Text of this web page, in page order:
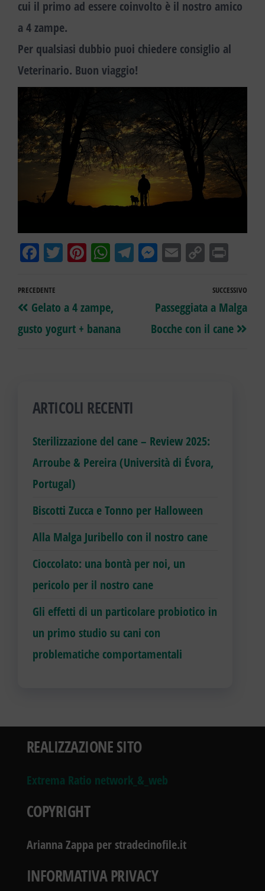
cui il primo ad essere coinvolto è il nostro amico
a 4 zampe.
Per qualsiasi dubbio puoi chiedere consiglio al
Veterinario. Buon viaggio!
Fa
bo
ok
T
er
Pi
es
t
W
A
pp
Te M
ng
er
E Co
Li
nk
t
PRECEDENTE
Gelato a 4 zampe,
gusto yogurt + banana
SUCCESSIVO
Passeggiata a Malga
Bocche con il cane
ARTICOLI RECENTI
Sterilizzazione del cane – Review 2025:
Arroube & Pereira (Università di Évora,
Portugal)
Biscotti Zucca e Tonno per Halloween
Alla Malga Juribello con il nostro cane
Cioccolato: una bontà per noi, un
pericolo per il nostro cane
Gli effetti di un particolare probiotico in
un primo studio su cani con
problematiche comportamentali
REALIZZAZIONE SITO
Extrema Ratio network_&_web
COPYRIGHT
Arianna Zappa per stradecinofile.it
INFORMATIVA PRIVACY